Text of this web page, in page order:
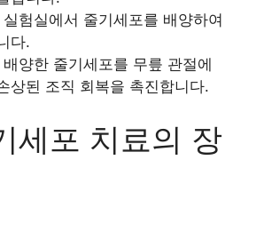
실험실에서 줄기세포를 배양하여
다.
배양한 줄기세포를 무릎 관절에
상된 조직 회복을 촉진합니다.
세포 치료의 장